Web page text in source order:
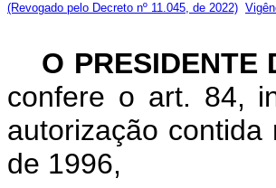
(Revogado pelo Decreto nº 11.045, de 2022)
O PRESIDENTE
confere o art. 84,
autorização
de 1996,